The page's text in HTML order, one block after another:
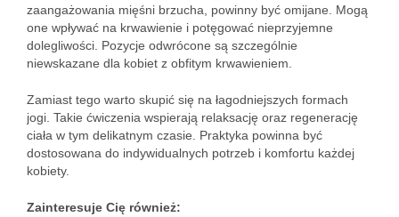
zaangażowania mięśni brzucha, powinny być omijane. Mogą
one wpływać na krwawienie i potęgować nieprzyjemne
dolegliwości. Pozycje odwrócone są szczególnie
niewskazane dla kobiet z obfitym krwawieniem.
Zamiast tego warto skupić się na łagodniejszych formach
jogi. Takie ćwiczenia wspierają relaksację oraz regenerację
ciała w tym delikatnym czasie. Praktyka powinna być
dostosowana do indywidualnych potrzeb i komfortu każdej
kobiety.
Zainteresuje Cię również: